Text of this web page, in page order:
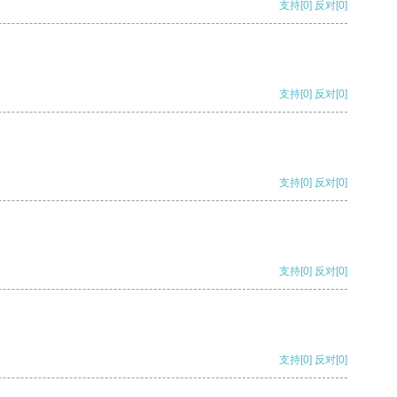
支持[0] 反对[0]
支持[0] 反对[0]
支持[0] 反对[0]
支持[0] 反对[0]
支持[0] 反对[0]